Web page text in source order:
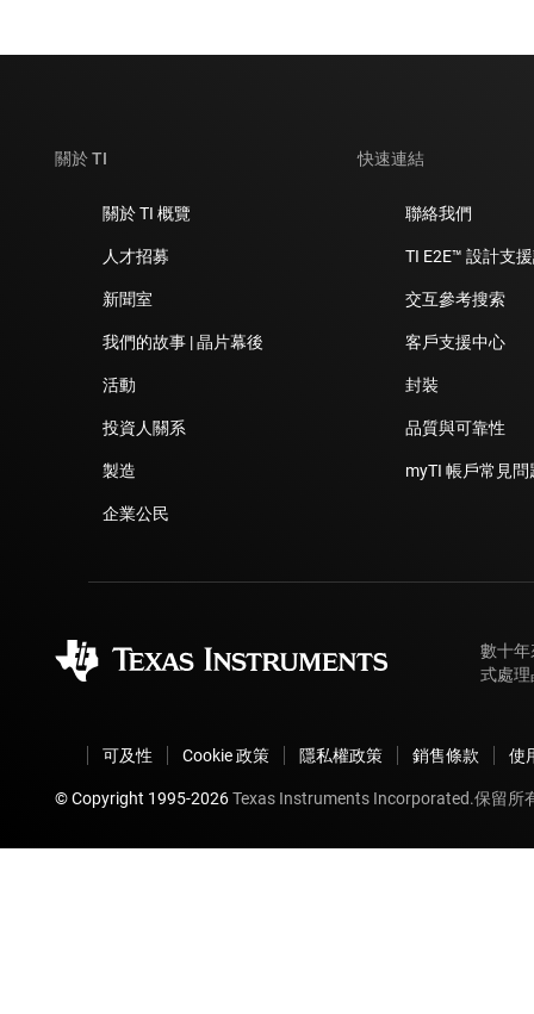
關於 TI
關於 TI 概覽
人才招募
新聞室
我們的故事 | 晶片幕後
活動
投資人關系
製造
企業公民
快速連結
聯絡我們
TI E2E™ 設計支
交互參考搜索
客戶支援中心
封裝
品質與可靠性
myTI 帳戶常見問
數十
式處
可及性 Cookie 政策 隱私權政策 銷售條款 使
© Copyright 1995-2026Texas Instruments Incorporated.保留所